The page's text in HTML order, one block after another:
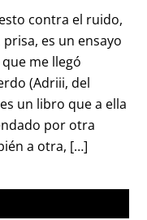
contra el ruido,
es un ensayo
me llegó
(Adriii, del
un libro que a ella
por otra
a otra, […]